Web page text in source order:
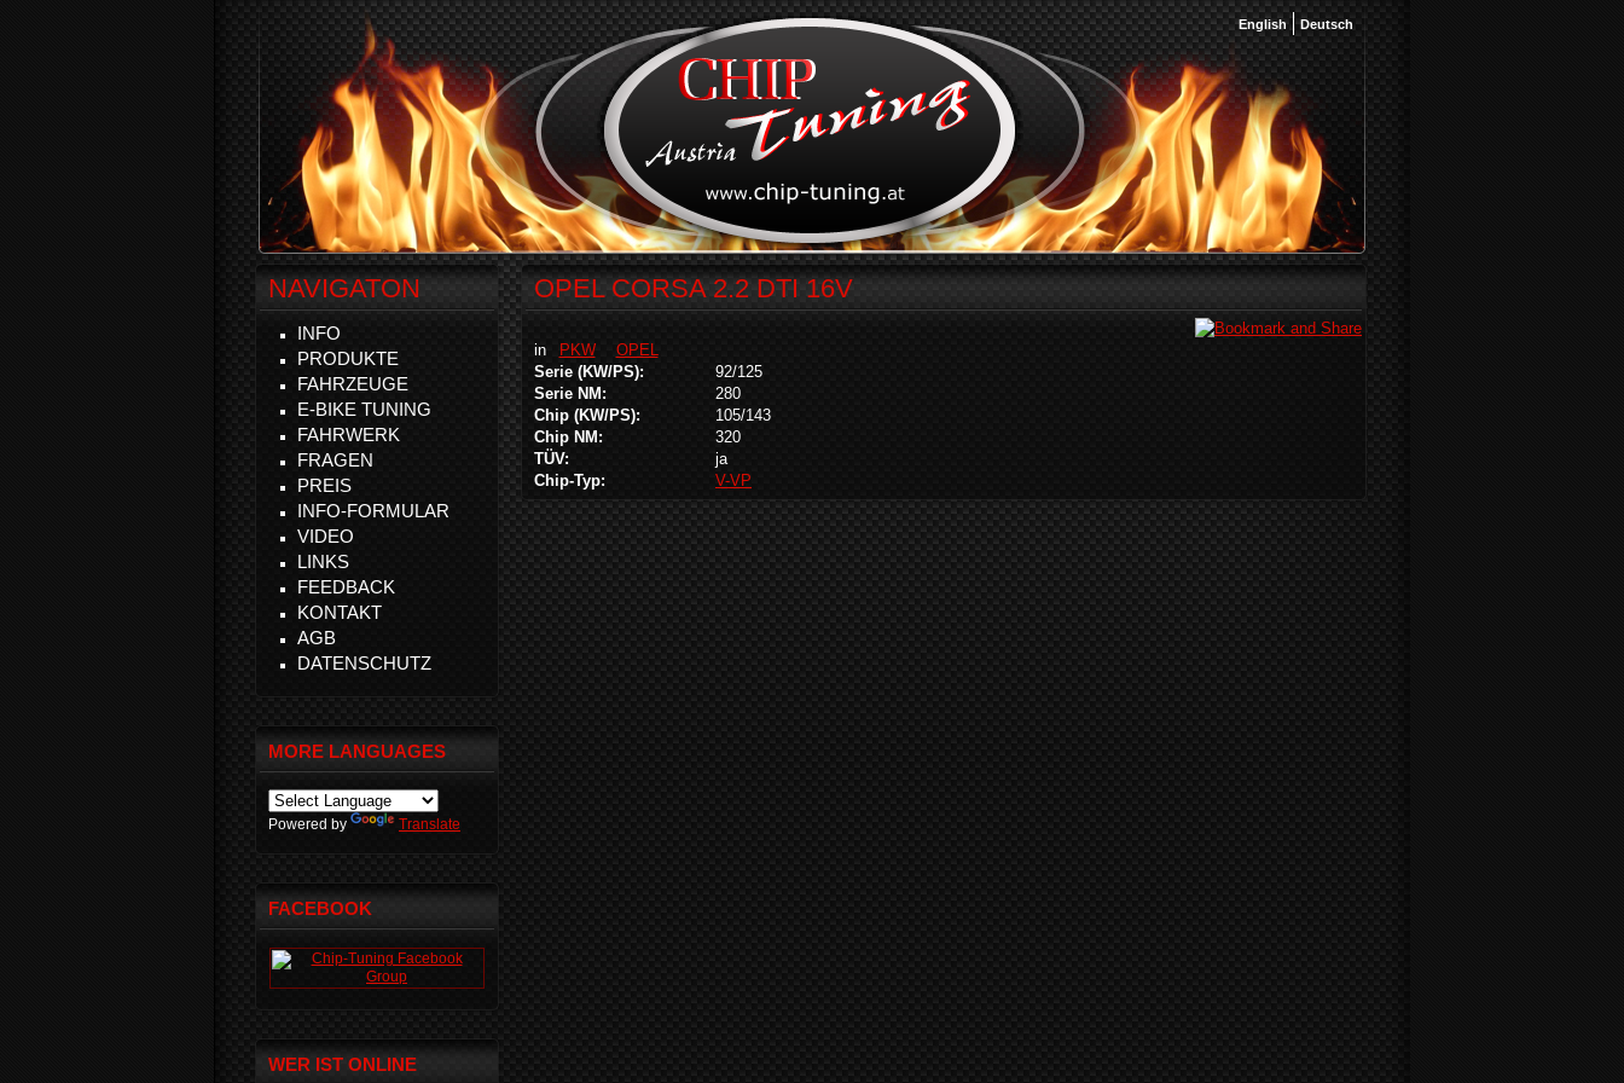
English Deutsch
OPEL CORSA 2.2 DTI 16V
in PKW
OPEL
Serie (KW/PS):
92/125
Serie NM:
280
Chip (KW/PS):
105/143
Chip NM:
320
TÜV:
ja
Chip-Typ:
V-VP
NAVIGATON
INFO
PRODUKTE
FAHRZEUGE
E-BIKE TUNING
FAHRWERK
FRAGEN
PREIS
INFO-FORMULAR
VIDEO
LINKS
FEEDBACK
KONTAKT
AGB
DATENSCHUTZ
MORE LANGUAGES
Powered by Translate
FACEBOOK
WER IST ONLINE